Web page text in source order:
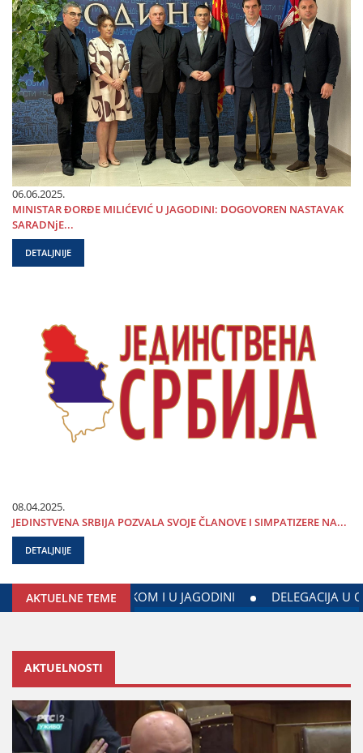
06.06.2025.
MINISTAR ĐORĐE MILIĆEVIĆ U ЈAGODINI: DOGOVOREN NASTAVAK
SARADNjE...
DETALJNIJE
08.04.2025.
ЈEDINSTVENA SRBIЈA POZVALA SVOЈE ČLANOVE I SIMPATIZERE NA...
DETALJNIJE
AKTUELNE TEMESRBIЈE KRENULA ЈE PUT BEČA DALIBOR
AKTUELNOSTI